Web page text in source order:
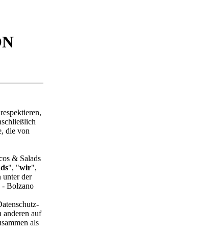
die von
& Salads
", "wir",
unter der
- Bolzano
anderen auf
als